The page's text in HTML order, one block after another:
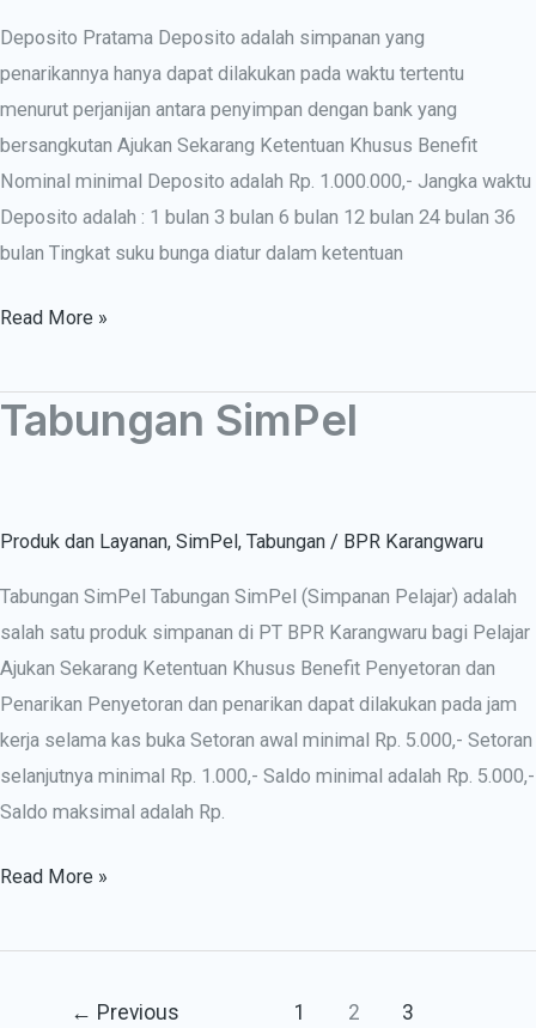
Deposito Pratama Deposito adalah simpanan yang
penarikannya hanya dapat dilakukan pada waktu tertentu
menurut perjanijan antara penyimpan dengan bank yang
bersangkutan Ajukan Sekarang Ketentuan Khusus Benefit
Nominal minimal Deposito adalah Rp. 1.000.000,- Jangka waktu
Deposito adalah : 1 bulan 3 bulan 6 bulan 12 bulan 24 bulan 36
bulan Tingkat suku bunga diatur dalam ketentuan
Read More »
Tabungan SimPel
Produk dan Layanan, SimPel, Tabungan / BPR Karangwaru
Tabungan SimPel Tabungan SimPel (Simpanan Pelajar) adalah
salah satu produk simpanan di PT BPR Karangwaru bagi Pelajar
Ajukan Sekarang Ketentuan Khusus Benefit Penyetoran dan
Penarikan Penyetoran dan penarikan dapat dilakukan pada jam
kerja selama kas buka Setoran awal minimal Rp. 5.000,- Setoran
selanjutnya minimal Rp. 1.000,- Saldo minimal adalah Rp. 5.000,-
Saldo maksimal adalah Rp.
Tabungan
Read More »
← Previous 1 2 3